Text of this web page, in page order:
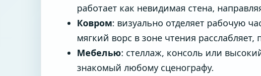
работает как невидимая стена,
Ковром: визуально отделяет рабочую
мягкий ворс в зоне чтения
Мебелью: стеллаж, консоль или
знакомый любому сценографу.